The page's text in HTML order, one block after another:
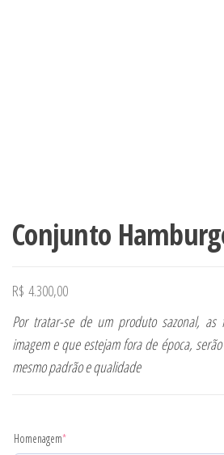
Conjunto
R$ 4.300,00
Por tratar-se de um produto sazonal, as
imagem e que estejam fora de época,
mesmo padrão e qualidade
Homenagem*